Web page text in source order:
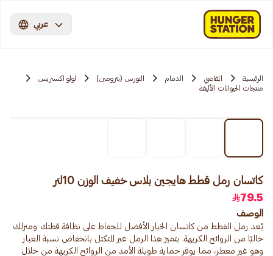
عربي
الرئيسية المقاضي الدمام النورس (بترومين)
لولو اكسبريس
منتجات الحيوانات الأليفة
كاتسان رمل قطط هايجين بلاس خفيف الوزن 10لتر
79.5
الوصف
يُعد رمل القطط من كاتسان الخيار الأفضل للحفاظ على نظافة قطتك ومنزلك
خاليًا من الروائح الكريهة. يتميز هذا الرمل غير المتكتل بانخفاض نسبة الغبار
وهو غير معطر، مما يوفر حماية طويلة الأمد من الروائح الكريهة من خلال